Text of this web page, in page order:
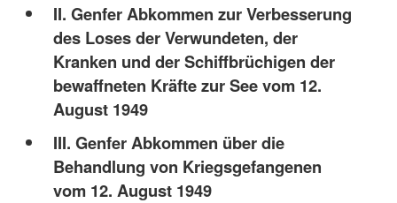
II. Genfer Abkommen zur Verbesserung
des Loses der Verwundeten, der
Kranken und der Schiffbrüchigen der
bewaffneten Kräfte zur See vom 12.
August 1949
III. Genfer Abkommen über die
Behandlung von Kriegsgefangenen
vom 12. August 1949